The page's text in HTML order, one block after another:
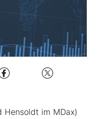
Hensoldt im MDax)